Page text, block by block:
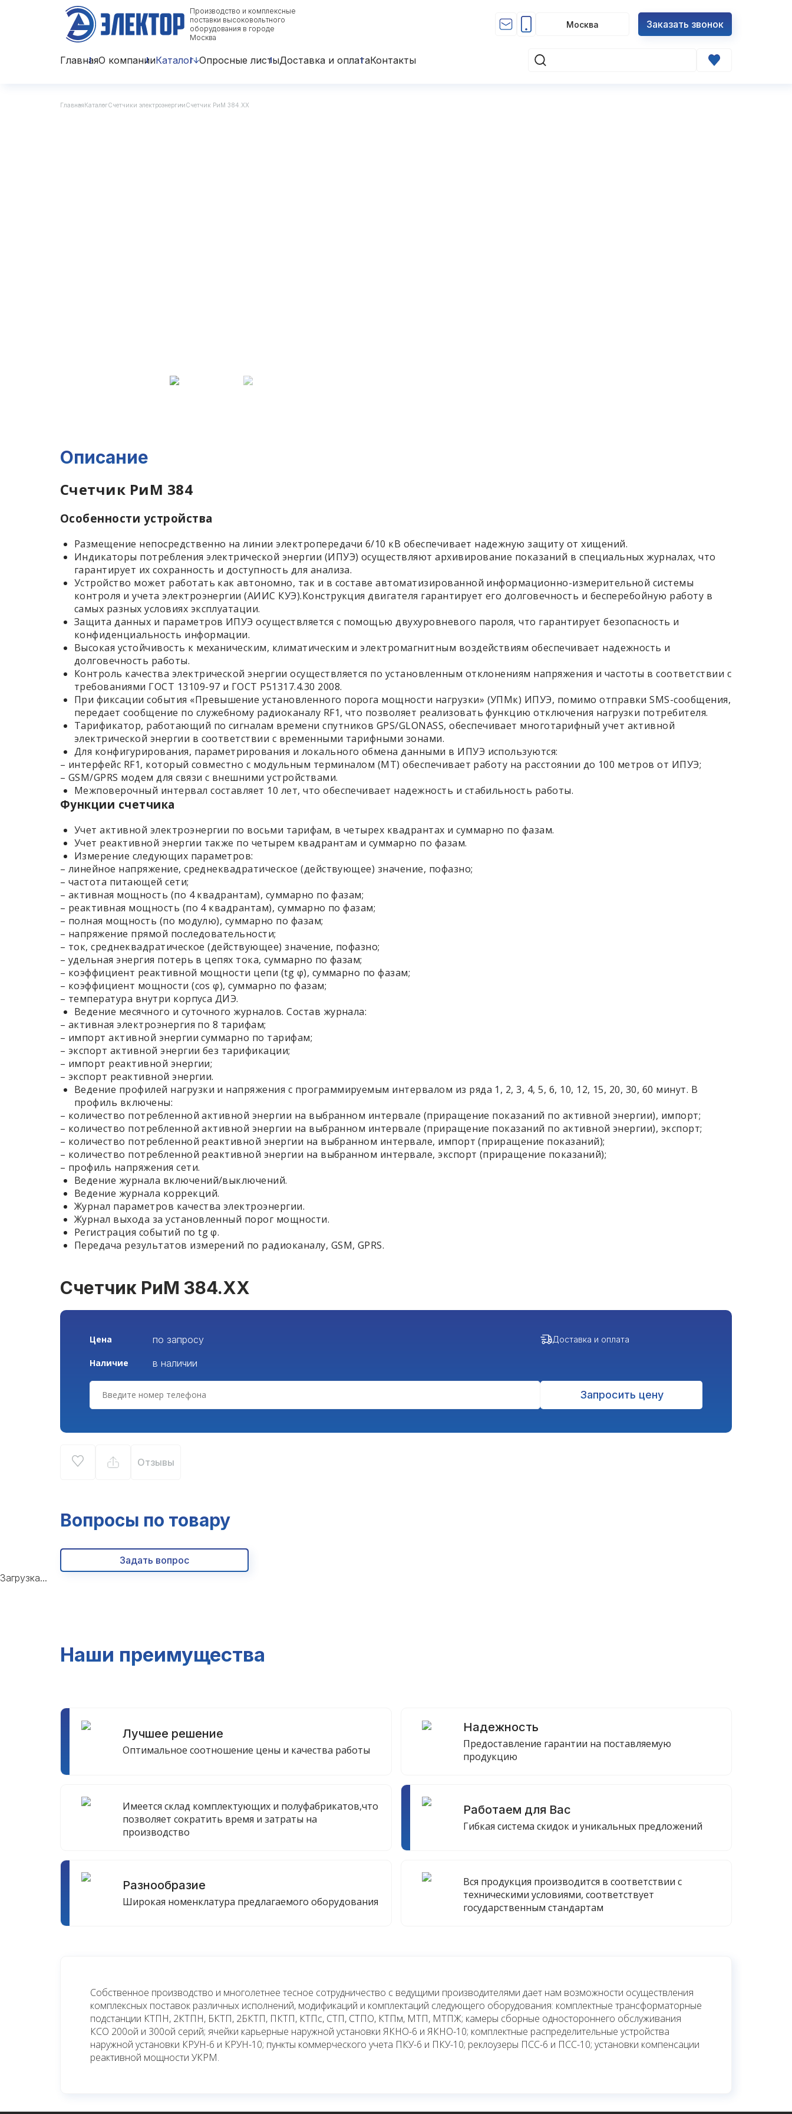
Производство и комплексные
поставки высоковольтного
оборудования в городе
Москва
Москва Заказать звонок
ГлавнаяО компанииКаталог Опросные листыДоставка и оплатаКонтакты
ГлавнаяКаталогСчетчики электроэнергииСчетчик РиМ 384.ХХ
Описание
Счетчик РиМ 384
Особенности устройства
Размещение непосредственно на линии электропередачи 6/10 кВ обеспечивает надежную защиту от хищений.
Индикаторы потребления электрической энергии (ИПУЭ) осуществляют архивирование показаний в специальных журналах, что
гарантирует их сохранность и доступность для анализа.
Устройство может работать как автономно, так и в составе автоматизированной информационно-измерительной системы
контроля и учета электроэнергии (АИИС КУЭ).Конструкция двигателя гарантирует его долговечность и бесперебойную работу в
самых разных условиях эксплуатации.
Защита данных и параметров ИПУЭ осуществляется с помощью двухуровневого пароля, что гарантирует безопасность и
конфиденциальность информации.
Высокая устойчивость к механическим, климатическим и электромагнитным воздействиям обеспечивает надежность и
долговечность работы.
Контроль качества электрической энергии осуществляется по установленным отклонениям напряжения и частоты в соответствии с
требованиями ГОСТ 13109-97 и ГОСТ Р51317.4.30 2008.
При фиксации события «Превышение установленного порога мощности нагрузки» (УПМк) ИПУЭ, помимо отправки SMS-сообщения,
передает сообщение по служебному радиоканалу RF1, что позволяет реализовать функцию отключения нагрузки потребителя.
Тарификатор, работающий по сигналам времени спутников GPS/GLONASS, обеспечивает многотарифный учет активной
электрической энергии в соответствии с временными тарифными зонами.
Для конфигурирования, параметрирования и локального обмена данными в ИПУЭ используются:
– интерфейс RF1, который совместно с модульным терминалом (МТ) обеспечивает работу на расстоянии до 100 метров от ИПУЭ;
– GSM/GPRS модем для связи с внешними устройствами.
Межповерочный интервал составляет 10 лет, что обеспечивает надежность и стабильность работы.
Функции счетчика
Учет активной электроэнергии по восьми тарифам, в четырех квадрантах и суммарно по фазам.
Учет реактивной энергии также по четырем квадрантам и суммарно по фазам.
Измерение следующих параметров:
– линейное напряжение, среднеквадратическое (действующее) значение, пофазно;
– частота питающей сети;
– активная мощность (по 4 квадрантам), суммарно по фазам;
– реактивная мощность (по 4 квадрантам), суммарно по фазам;
– полная мощность (по модулю), суммарно по фазам;
– напряжение прямой последовательности;
– ток, среднеквадратическое (действующее) значение, пофазно;
– удельная энергия потерь в цепях тока, суммарно по фазам;
– коэффициент реактивной мощности цепи (tg φ), суммарно по фазам;
– коэффициент мощности (cos φ), суммарно по фазам;
– температура внутри корпуса ДИЭ.
Ведение месячного и суточного журналов. Состав журнала:
– активная электроэнергия по 8 тарифам;
– импорт активной энергии суммарно по тарифам;
– экспорт активной энергии без тарификации;
– импорт реактивной энергии;
– экспорт реактивной энергии.
Ведение профилей нагрузки и напряжения с программируемым интервалом из ряда 1, 2, 3, 4, 5, 6, 10, 12, 15, 20, 30, 60 минут. В
профиль включены:
– количество потребленной активной энергии на выбранном интервале (приращение показаний по активной энергии), импорт;
– количество потребленной активной энергии на выбранном интервале (приращение показаний по активной энергии), экспорт;
– количество потребленной реактивной энергии на выбранном интервале, импорт (приращение показаний);
– количество потребленной реактивной энергии на выбранном интервале, экспорт (приращение показаний);
– профиль напряжения сети.
Ведение журнала включений/выключений.
Ведение журнала коррекций.
Журнал параметров качества электроэнергии.
Журнал выхода за установленный порог мощности.
Регистрация событий по tg φ.
Передача результатов измерений по радиоканалу, GSM, GPRS.
Счетчик РиМ 384.ХХ
Цена по запросу
Наличие в наличии
Доставка и оплата
Запросить цену
Отзывы
Вопросы по товару
Задать вопрос
Загрузка...
Наши преимущества
Лучшее решение
Оптимальное соотношение цены и качества работы
Надежность
Предоставление гарантии на поставляемую
продукцию
Имеется склад комплектующих и полуфабрикатов,что
позволяет сократить время и затраты на
производство
Работаем для Вас
Гибкая система скидок и уникальных предложений
Разнообразие
Широкая номенклатура предлагаемого оборудования
Вся продукция производится в соответствии с
техническими условиями, соответствует
государственным стандартам
Собственное производство и многолетнее тесное сотрудничество с ведущими производителями дает нам возможности осуществления
комплексных поставок различных исполнений, модификаций и комплектаций следующего оборудования: комплектные трансформаторные
подстанции КТПН, 2КТПН, БКТП, 2БКТП, ПКТП, КТПс, СТП, СТПО, КТПм, МТП, МТПЖ; камеры сборные одностороннего обслуживания
КСО 200ой и 300ой серий; ячейки карьерные наружной установки ЯКНО-6 и ЯКНО-10; комплектные распределительные устройства
наружной установки КРУН-6 и КРУН-10; пункты коммерческого учета ПКУ-6 и ПКУ-10; реклоузеры ПСС-6 и ПСС-10; установки компенсации
реактивной мощности УКРМ.